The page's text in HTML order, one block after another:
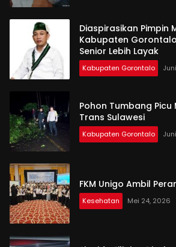
Diaspirasikan Pimpin
Kabupaten
Senior Lebih Layak
Kabupaten Gorontalo
Pohon Tumbang
Trans Sulawesi
Kabupaten Gorontalo
FKM Unigo Ambil
Kesehatan Mei 24, 2026